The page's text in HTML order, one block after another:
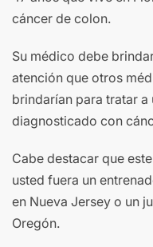
cáncer de colon.
Su médico debe
atención que otros
brindarían para tratar
diagnosticado con
Cabe destacar que
usted fuera un
en Nueva Jersey o un
Oregón.